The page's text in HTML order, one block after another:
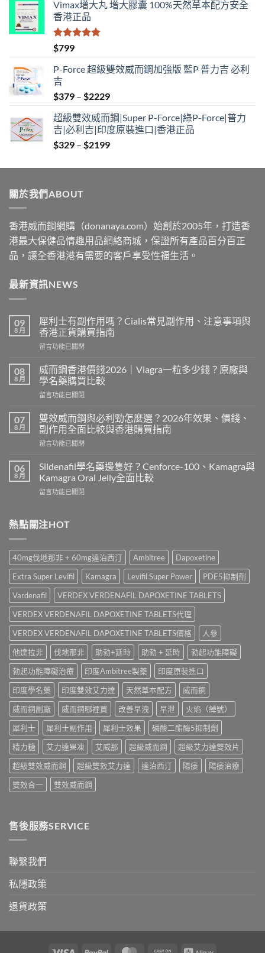
Vimax增大丸 增大膠囊 100%天然草本配方安全
香港正品
評分
滿分 5
$799
P-Force 超級雙效威而鋼加強版 藍P 普力吉 必利
吉
$379 – $2229Price
$379
through
$2229
超級雙效威而鋼|Super P-Force|綠P-Force|普力
吉|必利吉|印度原裝進口|香港正品
$329 – $2199Price
$329
關於我們ABOUT
香港威而鋼網購（donanaya.com）始創於2005年，打造香
港最大保健品情趣用品網絡商城，保證所有產品百分百正
品，讓全香港港有需要的客戶享受性福生活。
最新資訊NEWS
09
8 月
犀利士有副作用嗎？Cialis常見副作用、注意事項與
香港正貨購買指南
在
利
士
有
副
用
嗎？
Cialis
常
副
作
注
項
港
正
貨
購
買
指
南〉
中
留言功能已關閉
08
8 月
威而鋼香港價錢2026｜Viagra一粒多少錢？原廠與
學名藥購買比較
在
而
鋼
香
港
錢
2026
Viagra
多
原
廠
與
學
名
藥
購
買
比
較〉
中
留言功能已關閉
07
8 月
雙效威而鋼與必利勁怎麼選？2026年效果、價錢、
副作用全面比較與香港購買指南
在
效
威
而
鋼
利
麼
選？
年
效
果、
價
錢、
副
作
用
全
面
比
較
與
香
港
購
指
南〉
中
留言功能已關閉
06
8 月
Sildenafil學名藥邊隻好？Cenforce-100、Kamagra與
Kamagra Oral Jelly全面比較
在
名
藥
隻
好？
Cenforce-
100、
Kamagra
與
Kamagra
Oral
Jelly
全
面
比
較〉
中
留言功能已關閉
熱點關注HOT
40mg伐地那非 + 60mg達泊西汀 Ambitree
Dapoxetine
Extra Super Levifil
Kamagra Levifil Super Power
PDE5抑制劑
Vardenafil
VERDEX VERDENAFIL DAPOXETINE TABLETS
VERDEX VERDENAFIL DAPOXETINE TABLETS代理
VERDEX VERDENAFIL DAPOXETINE TABLETS價格
人參
他達拉非
伐地那非 助勃+延時 助勃 + 延時
勃起功能障礙
勃起功能障礙治療
印度Ambitree製藥
印度原裝進口
印度學名藥
印度雙效艾力達 天然草本配方
威而鋼
威而鋼副廠
威而鋼哪裡買 改善早洩 早泄
火焰（綽號）
犀利士
犀利士副作用 犀利士效果
磷酸二酯酶5抑制劑
精力糖
艾力達果凍 艾威那 超級威而鋼
超級艾力達雙效片
超級雙效威而鋼
超級雙效艾力達 達泊西汀 陽痿
陽痿治療
雙效合一
雙效威而鋼
售後服務SERVICE
聯繫我們
私隱政策
退貨政策